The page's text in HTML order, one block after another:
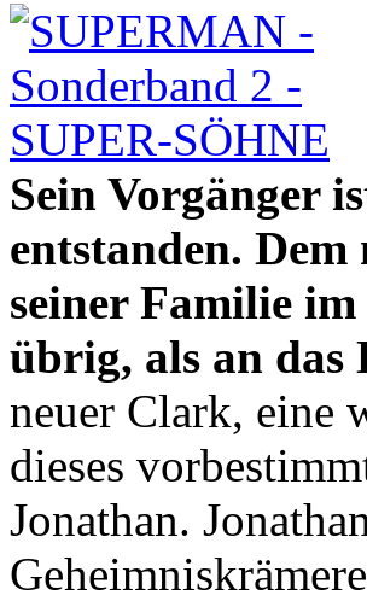
Sein Vorgänger
entstanden.
seiner Familie
übrig, als an
neuer Clark, eine
dieses
Jonathan.